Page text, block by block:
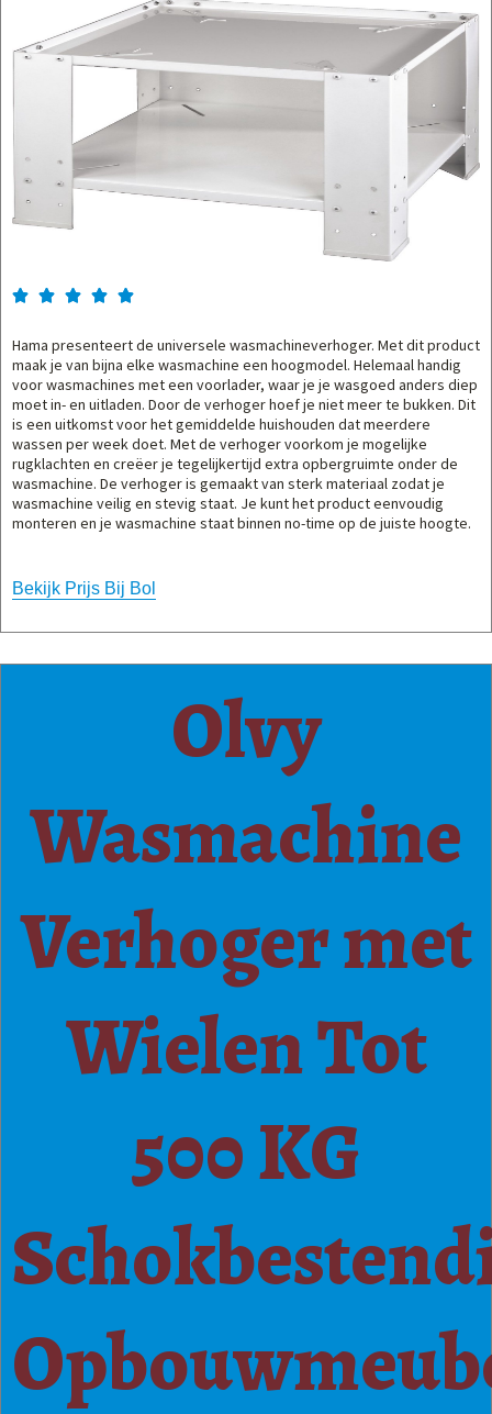
    
Hama presenteert de universele wasmachineverhoger. Met dit product
maak je van bijna elke wasmachine een hoogmodel. Helemaal handig
voor wasmachines met een voorlader, waar je je wasgoed anders diep
moet in- en uitladen. Door de verhoger hoef je niet meer te bukken. Dit
is een uitkomst voor het gemiddelde huishouden dat meerdere
wassen per week doet. Met de verhoger voorkom je mogelijke
rugklachten en creëer je tegelijkertijd extra opbergruimte onder de
wasmachine. De verhoger is gemaakt van sterk materiaal zodat je
wasmachine veilig en stevig staat. Je kunt het product eenvoudig
monteren en je wasmachine staat binnen no-time op de juiste hoogte.
Bekijk Prijs Bij Bol
Olvy
Wasmachine
Verhoger met
Wielen Tot
500 KG